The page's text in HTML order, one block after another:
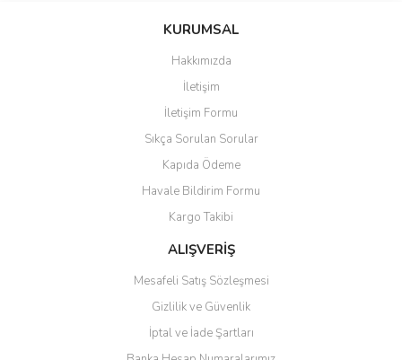
Bu ürüne ilk yorumu siz yapın!
Yorum Yaz
Ürün resmi kalitesiz, bozuk veya görüntülenemiyor.
Ürün açıklamasında eksik bilgiler bulunuyor.
Ürün bilgilerinde hatalar bulunuyor.
Ürün fiyatı diğer sitelerden daha pahalı.
Bu ürüne benzer farklı alternatifler olmalı.
Gönder
KURUMSAL
Hakkımızda
İletişim
İletişim Formu
Sıkça Sorulan Sorular
Kapıda Ödeme
Havale Bildirim Formu
Kargo Takibi
ALIŞVERİŞ
Mesafeli Satış Sözleşmesi
Gizlilik ve Güvenlik
İptal ve İade Şartları